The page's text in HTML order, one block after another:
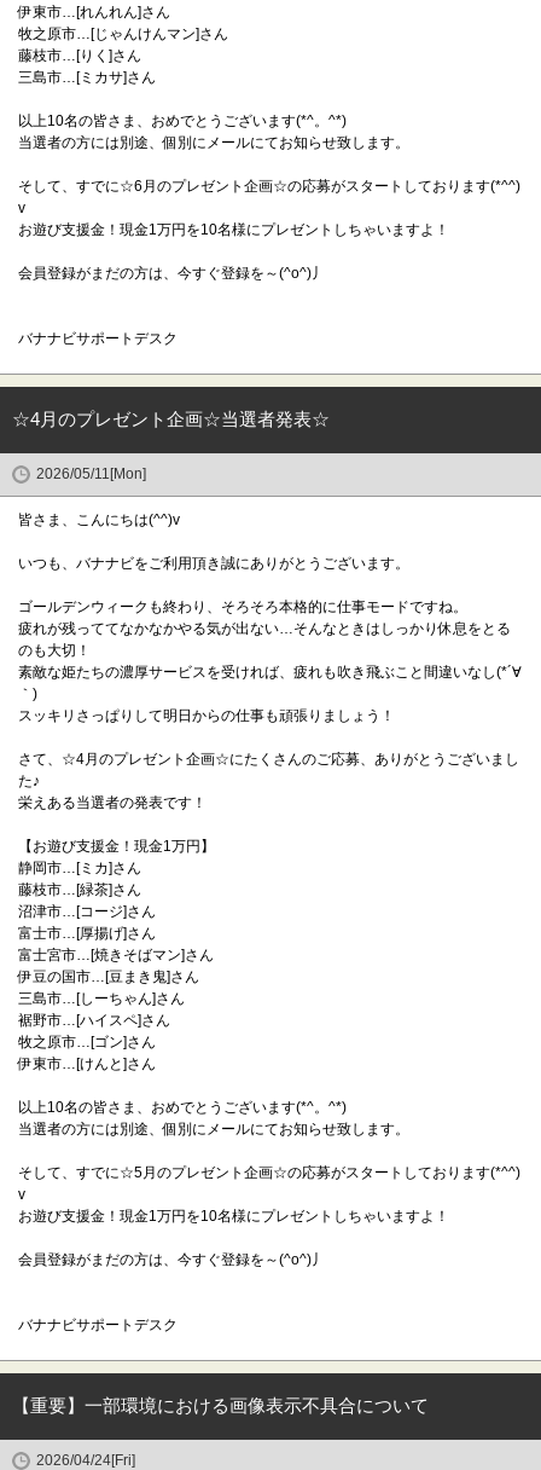
伊東市…[れんれん]さん
牧之原市…[じゃんけんマン]さん
藤枝市…[りく]さん
三島市…[ミカサ]さん
以上10名の皆さま、おめでとうございます(*^。^*)
当選者の方には別途、個別にメールにてお知らせ致します。
そして、すでに☆6月のプレゼント企画☆の応募がスタートしております(*^^)
v
お遊び支援金！現金1万円を10名様にプレゼントしちゃいますよ！
会員登録がまだの方は、今すぐ登録を～(^o^)丿
バナナビサポートデスク
☆4月のプレゼント企画☆当選者発表☆
2026/05/11[Mon]
皆さま、こんにちは(^^)v
いつも、バナナビをご利用頂き誠にありがとうございます。
ゴールデンウィークも終わり、そろそろ本格的に仕事モードですね。
疲れが残っててなかなかやる気が出ない…そんなときはしっかり休息をとる
のも大切！
素敵な姫たちの濃厚サービスを受ければ、疲れも吹き飛ぶこと間違いなし(*´∀
｀)
スッキリさっぱりして明日からの仕事も頑張りましょう！
さて、☆4月のプレゼント企画☆にたくさんのご応募、ありがとうございまし
た♪
栄えある当選者の発表です！
【お遊び支援金！現金1万円】
静岡市…[ミカ]さん
藤枝市…[緑茶]さん
沼津市…[コージ]さん
富士市…[厚揚げ]さん
富士宮市…[焼きそばマン]さん
伊豆の国市…[豆まき鬼]さん
三島市…[しーちゃん]さん
裾野市…[ハイスペ]さん
牧之原市…[ゴン]さん
伊東市…[けんと]さん
以上10名の皆さま、おめでとうございます(*^。^*)
当選者の方には別途、個別にメールにてお知らせ致します。
そして、すでに☆5月のプレゼント企画☆の応募がスタートしております(*^^)
v
お遊び支援金！現金1万円を10名様にプレゼントしちゃいますよ！
会員登録がまだの方は、今すぐ登録を～(^o^)丿
バナナビサポートデスク
【重要】一部環境における画像表示不具合について
2026/04/24[Fri]